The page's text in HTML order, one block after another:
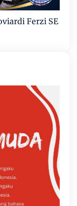
Ferzi SE